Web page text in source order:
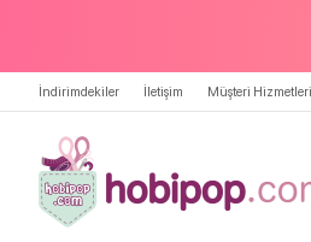
İndirimdekiler İletişim Müşteri Hizmetleri